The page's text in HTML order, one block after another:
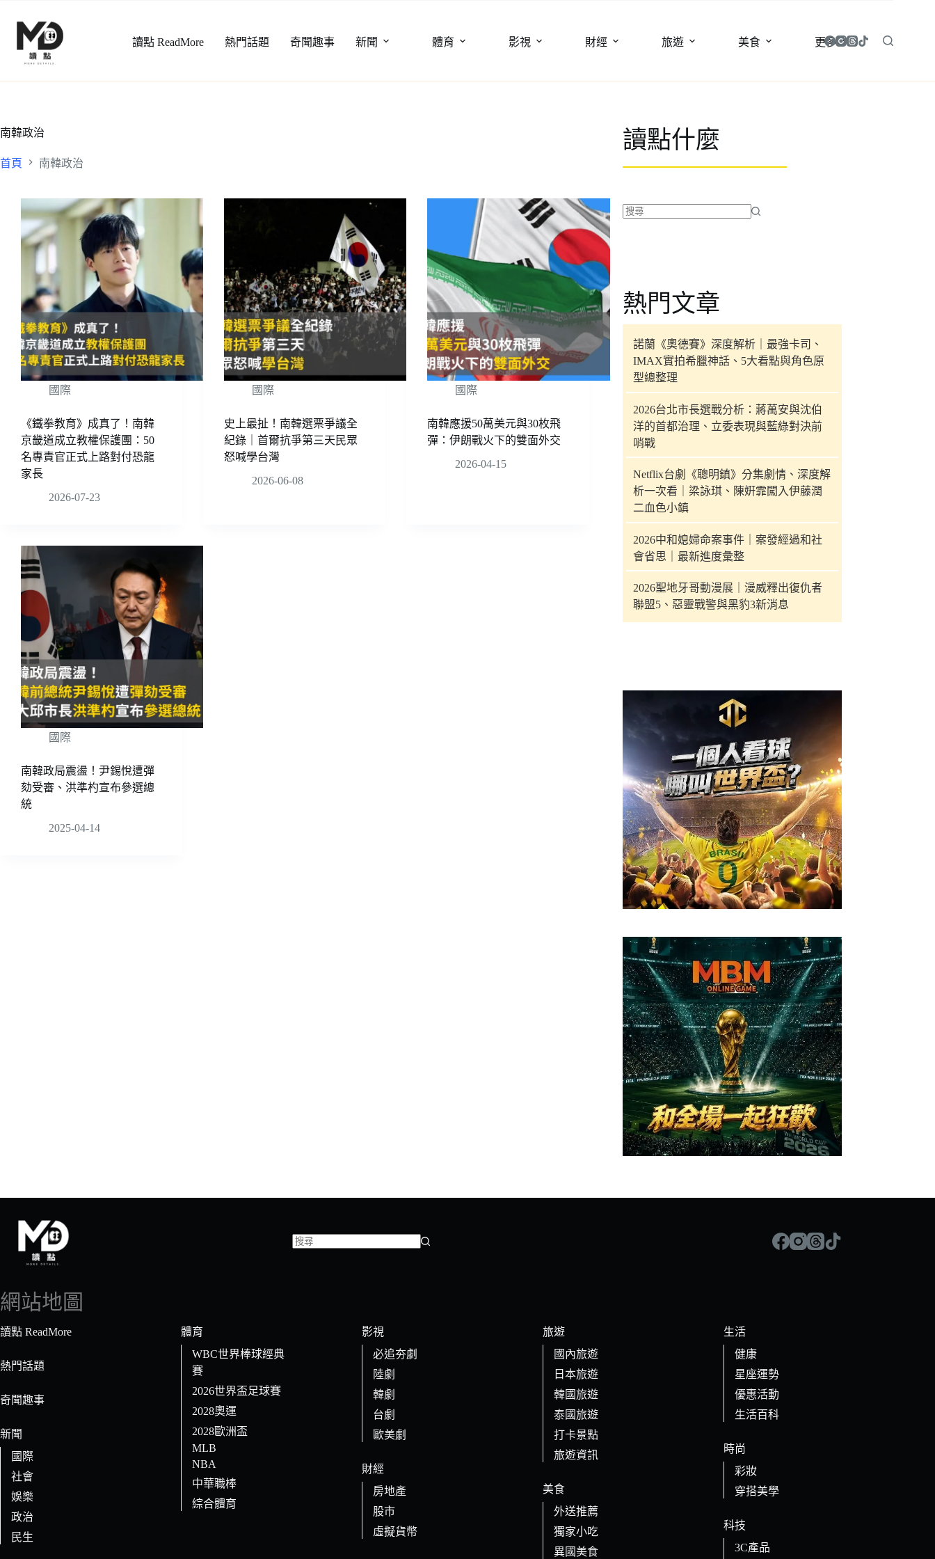
讀點 ReadMore 熱門話題 奇聞趣事 新聞 體育 影視 財經 旅遊 美食 更多
南韓政治
首頁 南韓政治
國際
《鐵拳教育》成真了！南韓
京畿道成立教權保護團：50
名專責官正式上路對付恐龍
家長
2026-07-23
國際
史上最扯！南韓選票爭議全
紀錄｜首爾抗爭第三天民眾
怒喊學台灣
2026-06-08
國際
南韓應援50萬美元與30枚飛
彈：伊朗戰火下的雙面外交
2026-04-15
國際
南韓政局震盪！尹錫悅遭彈
劾受審、洪準杓宣布參選總
統
2025-04-14
讀點什麼
合
條
件
的
結
熱門文章
諾蘭《奧德賽》深度解析｜最強卡司、
IMAX實拍希臘神話、5大看點與角色原
型總整理
2026台北市長選戰分析：蔣萬安與沈伯
洋的首都治理、立委表現與藍綠對決前
哨戰
Netflix台劇《聰明鎮》分集劇情、深度解
析一次看｜梁詠琪、陳姸霏闖入伊藤潤
二血色小鎮
2026中和媳婦命案事件｜案發經過和社
會省思｜最新進度彙整
2026聖地牙哥動漫展｜漫威釋出復仇者
聯盟5、惡靈戰警與黑豹3新消息
網站地圖
讀點 ReadMore
熱門話題
奇聞趣事
新聞
國際
社會
娛樂
政治
民生
體育
WBC世界棒球經典
賽
2026世界盃足球賽
2028奧運
2028歐洲盃
MLB
NBA
中華職棒
綜合體育
影視
必追夯劇
陸劇
韓劇
台劇
歐美劇
財經
房地產
股市
虛擬貨幣
旅遊
國內旅遊
日本旅遊
韓國旅遊
泰國旅遊
打卡景點
旅遊資訊
美食
外送推薦
獨家小吃
異國美食
生活
健康
星座運勢
優惠活動
生活百科
時尚
彩妝
穿搭美學
科技
3C產品